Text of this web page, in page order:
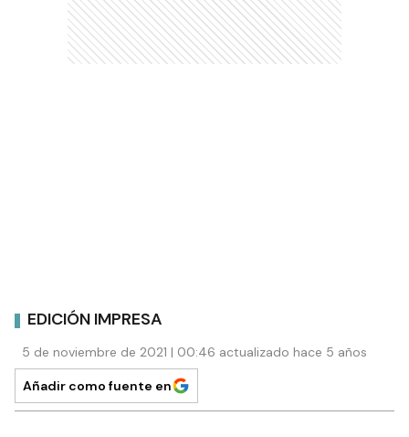
EDICIÓN IMPRESA
5 de noviembre de 2021 | 00:46 actualizado hace 5 años
Añadir como fuente en